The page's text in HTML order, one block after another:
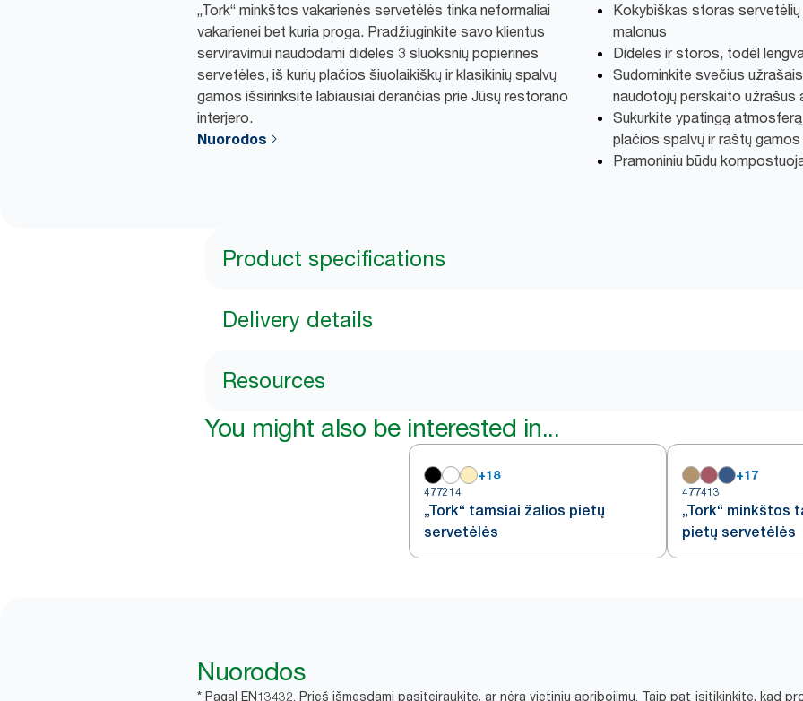
„Tork“ minkštos vakarienės servetėlės tinka neformaliai
vakarienei bet kuria proga. Pradžiuginkite savo klientus
serviravimui naudodami dideles 3 sluoksnių popierines
servetėles, iš kurių plačios šiuolaikiškų ir klasikinių spalvų
gamos išsirinksite labiausiai derančias prie Jūsų restorano
interjero.
Nuorodos
Kokybiškas storas
malonus
Didelės ir storos, todėl
Sudominkite svečius
naudotojų perskaito užrašus
Sukurkite ypatingą
plačios spalvų ir raštų gamos
Pramoniniu būdu
Product specifications
Delivery details
Resources
You might also be interested in...
+18
477214
„Tork“ tamsiai žalios pietų
servetėlės
+17
477413
„Tork“ minkštos
pietų servetėlės
Nuorodos
* Pagal EN13432. Prieš išmesdami pasiteiraukite, ar nėra vietinių apribojimų. Taip pat įsitikinkite, kad